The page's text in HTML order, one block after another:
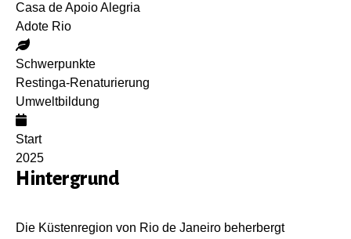
Casa de Apoio Alegria
Adote Rio
Schwerpunkte
Restinga-Renaturierung
Umweltbildung
Start
2025
Hintergrund
Die Küstenregion von Rio de Janeiro beherbergt